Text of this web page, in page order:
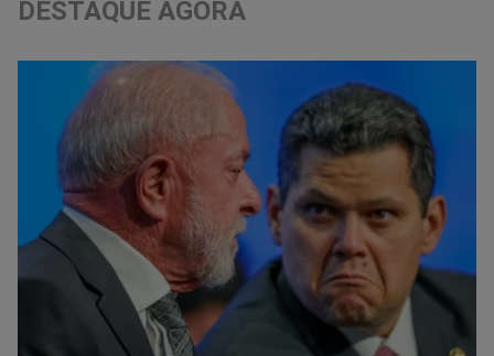
DESTAQUE AGORA